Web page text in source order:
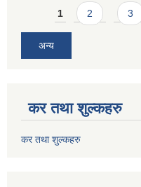
Pages
1 2 3
अन्य
कर तथा शुल्कहरु
कर तथा शुल्कहरु